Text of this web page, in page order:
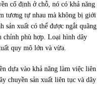
cố định ở chỗ, nó có khả năng
tương tự nhau mà không bị giới
sản xuất có thể được ngắt quãng
chỉnh phù hợp. Loại hình dây
quy mô lớn và vừa.
dựa vào khả năng làm việc liên
chuyền sản xuất liên tục và dây